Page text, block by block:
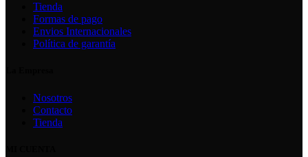
Tienda
Formas de pago
Envios Internacionales
Política de garantía
Nosotros
Contacto
Tienda